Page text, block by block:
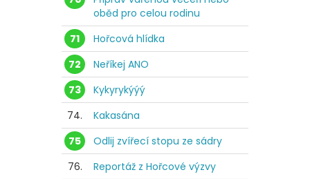
oběd pro celou rodinu
71
Hořcová hlídka
72
Neříkej ANO
73
Kykyrykýýý
74.
Kakasána
75
Odlij zvířecí stopu ze sádry
76.
Reportáž z Hořcové výzvy